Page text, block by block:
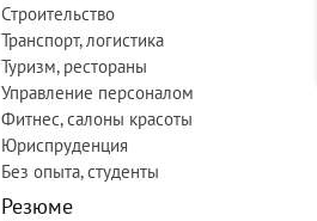
Строительство
Транспорт, логистика
Туризм, рестораны
Управление персоналом
Фитнес, салоны красоты
Юриспруденция
Без опыта, студенты
Резюме